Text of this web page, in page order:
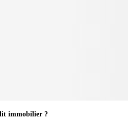
immobilier ?